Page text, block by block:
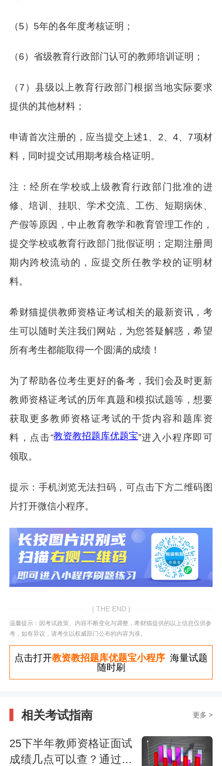
（5）5年的各年度考核证明；
（6）省级教育行政部门认可的教师培训证明；
（7）县级以上教育行政部门根据当地实际要求
提供的其他材料；
申请首次注册的，应当提交上述1、2、4、7项材
料，同时提交试用期考核合格证明。
注：经所在学校或上级教育行政部门批准的进
修、培训、挂职、学术交流、工伤、短期病休、
产假等原因，中止教育教学和教育管理工作的，
提交学校或教育行政部门批假证明；定期注册周
期内跨校流动的，应提交所任教学校的证明材
料。
希财猫提供教师资格证考试相关的最新资讯，考
生可以随时关注我们网站，为您答疑解惑，希望
所有考生都能取得一个圆满的成绩！
为了帮助各位考生更好的备考，我们会及时更新
教师资格证考试的历年真题和模拟试题等，想要
获取更多教师资格证考试的干货内容和题库资
料，点击“教资教招题库优题宝”进入小程序即可
领取。
提示：手机浏览无法扫码，可点击下方二维码图
片打开微信小程序。
| THE END |
温馨提示：因考试政策、内容不断变化与调整，希财猫提供的以上信息仅供参
考，如有异议，请考生以权威部门公布的内容为准。
点击打开教资教招题库优题宝小程序 海量试题
随时刷
相关考试指南 更多 >
25下半年教师资格证面试
成绩几点可以查？通过后